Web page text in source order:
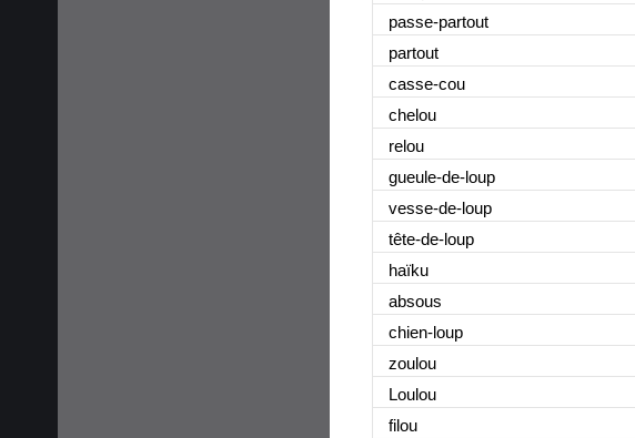
passe-partout
partout
casse-cou
chelou
relou
gueule-de-loup
vesse-de-loup
tête-de-loup
haïku
absous
chien-loup
zoulou
Loulou
filou